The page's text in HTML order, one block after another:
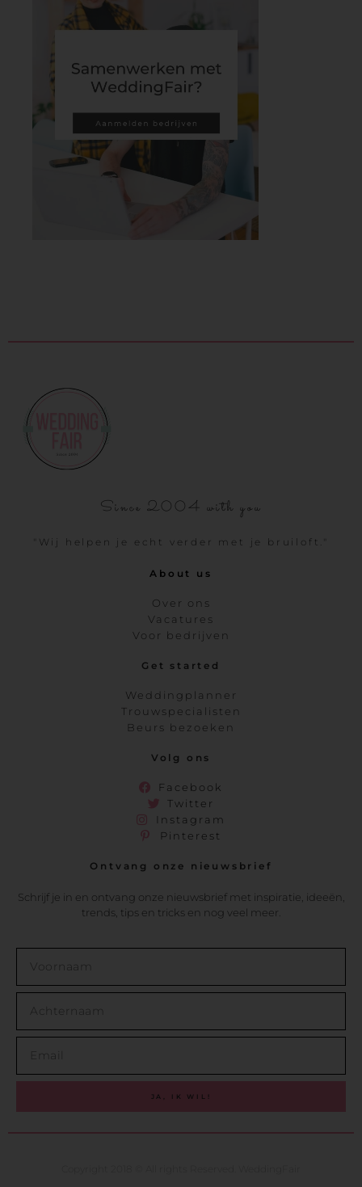
Since 2004 with you
"Wij helpen je echt verder met je bruiloft."
About us
Over ons
Vacatures
Voor bedrijven
Get started
Weddingplanner
Trouwspecialisten
Beurs bezoeken
Volg ons
Facebook
Twitter
Instagram
Pinterest
Ontvang onze nieuwsbrief
Schrijf je in en ontvang onze nieuwsbrief met inspiratie, ideeën,
trends, tips en tricks en nog veel meer.
JA, IK WIL!